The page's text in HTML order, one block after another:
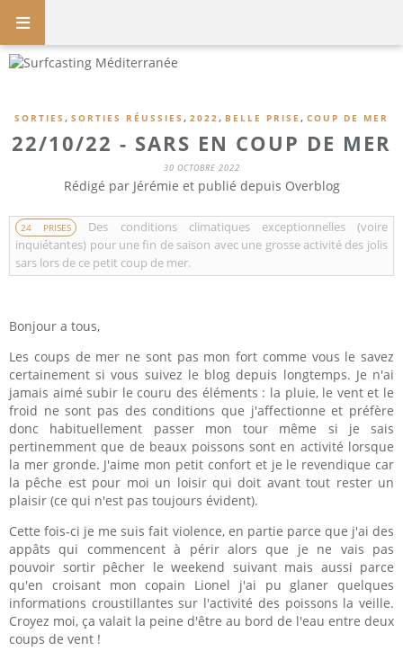
SORTIES , SORTIES RÉUSSIES , 2022, BELLE PRISE , COUP DE MER
22/10/22 - SARS EN COUP DE MER
30 OCTOBRE 2022
Rédigé par Jérémie et publié depuis Overblog
24 PRISES
Des conditions climatiques exceptionnelles (voire
inquiétantes) pour une fin de saison avec une grosse activité des jolis
sars lors de ce petit coup de mer.
Bonjour a tous,
Les coups de mer ne sont pas mon fort comme vous le savez
certainement si vous suivez le blog depuis longtemps. Je n'ai
jamais aimé subir le couru des éléments : la pluie, le vent et le
froid ne sont pas des conditions que j'affectionne et préfère
donc habituellement passer mon tour même si je sais
pertinemment que de beaux poissons sont en activité lorsque
la mer gronde. J'aime mon petit confort et je le revendique car
la pêche est pour moi un loisir qui doit avant tout rester un
plaisir (ce qui n'est pas toujours évident).
Cette fois-ci je me suis fait violence, en partie parce que j'ai des
appâts qui commencent à périr alors que je ne vais pas
pouvoir sortir pêcher le weekend suivant mais aussi parce
qu'en croisant mon copain Lionel j'ai pu glaner quelques
informations croustillantes sur l'activité des poissons la veille.
Croyez moi, ça valait la peine d'être au bord de l'eau entre deux
coups de vent !